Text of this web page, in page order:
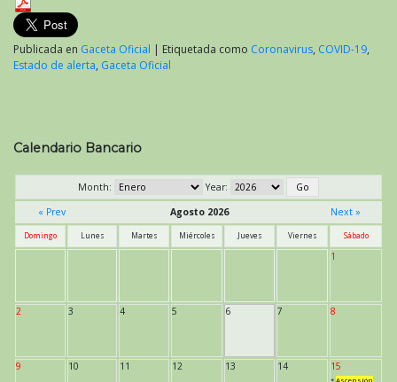
Publicada en Gaceta Oficial | Etiquetada como Coronavirus, COVID-19,
Estado de alerta, Gaceta Oficial
Calendario Bancario
Month:
Year:
« Prev
Agosto 2026 Next »
Domingo Lunes Martes Miércoles Jueves Viernes Sábado
1
2 3 4 5 6 7 8
9 10 11 12 13 14 15